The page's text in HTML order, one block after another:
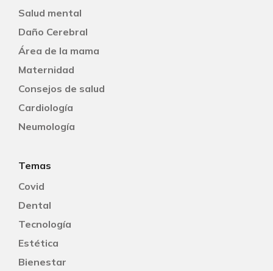
Salud mental
Daño Cerebral
Área de la mama
Maternidad
Consejos de salud
Cardiología
Neumología
Temas
Covid
Dental
Tecnología
Estética
Bienestar